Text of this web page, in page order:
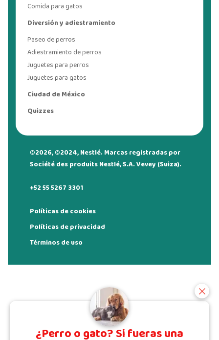
¿Perro o gato? Si fueras una
Comida para gatos
Diversión y adiestramiento
Paseo de perros
Adiestramiento de perros
Juguetes para perros
Juguetes para gatos
Ciudad de México
Quizzes
©2026, ©2024, Nestlé. Marcas registradas por
Société des produits Nestlé, S.A. Vevey (Suiza).
+52 55 5267 3301
Políticas de cookies
Políticas de privacidad
Términos de uso